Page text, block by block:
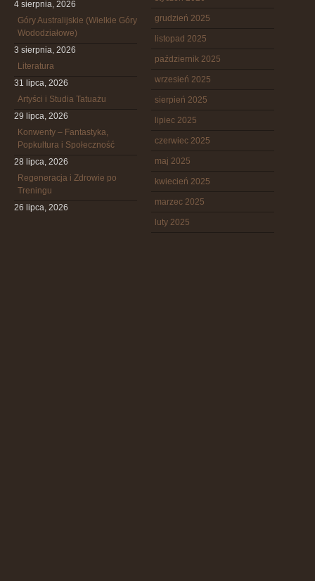
4 sierpnia, 2026
Góry Australijskie (Wielkie Góry
Wododziałowe)
3 sierpnia, 2026
Literatura
31 lipca, 2026
Artyści i Studia Tatuażu
29 lipca, 2026
Konwenty – Fantastyka,
Popkultura i Społeczność
28 lipca, 2026
Regeneracja i Zdrowie po
Treningu
26 lipca, 2026
grudzień 2025
listopad 2025
październik 2025
wrzesień 2025
sierpień 2025
lipiec 2025
czerwiec 2025
maj 2025
kwiecień 2025
marzec 2025
luty 2025